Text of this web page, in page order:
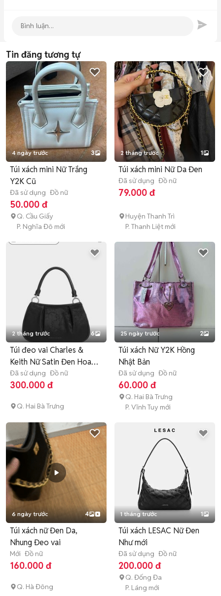
Tin đăng tương tự
4 ngày trước 3
Túi xách mini Nữ Trắng
Y2K Cũ
Đã sử dụng Đồ nữ
50.000 đ
Q. Cầu Giấy
P. Nghĩa Đô mới
2 tháng trước 1
Túi xách mini Nữ Da Đen
Đã sử dụng Đồ nữ
79.000 đ
Huyện Thanh Trì
P. Thanh Liệt mới
2 tháng trước 6
Túi đeo vai Charles &
Keith Nữ Satin Đen Hoa
văn
Đã sử dụng Đồ nữ
300.000 đ
Q. Hai Bà Trưng
25 ngày trước 2
Túi xách Nữ Y2K Hồng
Nhật Bản
Đã sử dụng Đồ nữ
60.000 đ
Q. Hai Bà Trưng
P. Vĩnh Tuy mới
6 ngày trước 4
Túi xách nữ Đen Da,
Nhung Đeo vai
Mới Đồ nữ
160.000 đ
Q. Hà Đông
1 tháng trước 1
Túi xách LESAC Nữ Đen
Như mới
Đã sử dụng Đồ nữ
200.000 đ
Q. Đống Đa
P. Láng mới